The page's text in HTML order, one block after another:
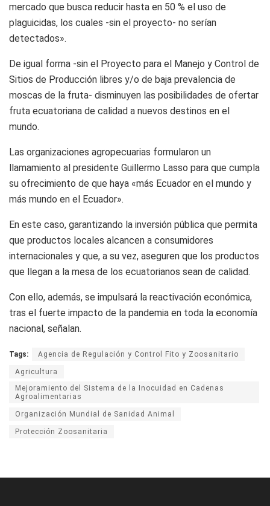
mercado que busca reducir hasta en 50 % el uso de
plaguicidas, los cuales -sin el proyecto- no serían
detectados».
De igual forma -sin el Proyecto para el Manejo y Control de
Sitios de Producción libres y/o de baja prevalencia de
moscas de la fruta- disminuyen las posibilidades de ofertar
fruta ecuatoriana de calidad a nuevos destinos en el
mundo.
Las organizaciones agropecuarias formularon un
llamamiento al presidente Guillermo Lasso para que cumpla
su ofrecimiento de que haya «más Ecuador en el mundo y
más mundo en el Ecuador».
En este caso, garantizando la inversión pública que permita
que productos locales alcancen a consumidores
internacionales y que, a su vez, aseguren que los productos
que llegan a la mesa de los ecuatorianos sean de calidad.
Con ello, además, se impulsará la reactivación económica,
tras el fuerte impacto de la pandemia en toda la economía
nacional, señalan.
Tags: Agencia de Regulación y Control Fito y Zoosanitario
Agricultura
Mejoramiento del Sistema de la Inocuidad en Cadenas
Agroalimentarias
Organización Mundial de Sanidad Animal
Protección Zoosanitaria